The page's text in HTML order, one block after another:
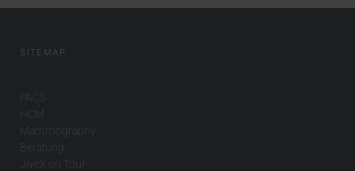
SITEMAP
PACS
HCM
Mammography
Beratung
JiveX on Tour